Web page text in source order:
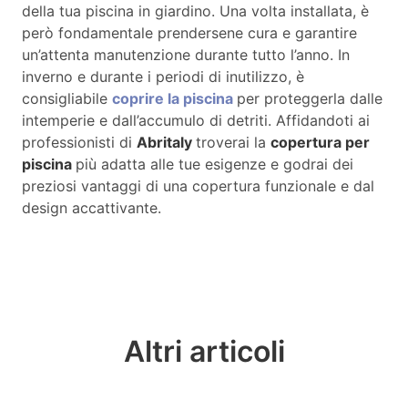
della tua piscina in giardino. Una volta installata, è
però fondamentale prendersene cura e garantire
un’attenta manutenzione durante tutto l’anno. In
inverno e durante i periodi di inutilizzo, è
consigliabile coprire la piscina per proteggerla dalle
intemperie e dall’accumulo di detriti. Affidandoti ai
professionisti di Abritaly troverai la copertura per
piscina più adatta alle tue esigenze e godrai dei
preziosi vantaggi di una copertura funzionale e dal
design accattivante.
Altri articoli